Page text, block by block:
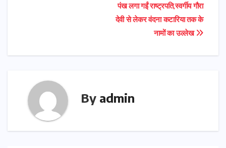
पंख लगा गईं राष्ट्रपति,स्वर्गीय गौरा
देवी से लेकर वंदना कटारिया तक के
नामों का उल्लेख
By admin